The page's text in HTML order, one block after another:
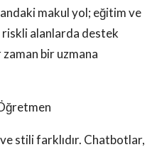
makul yol; eğitim ve
alanlarda destek
bir uzmana
stili farklıdır. Chatbotlar,